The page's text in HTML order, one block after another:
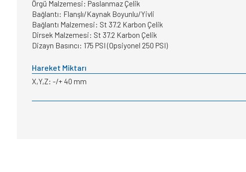
Örgü Malzemesi: Paslanmaz Çelik
Bağlantı: Flanşlı/Kaynak Boyunlu/Yivli
Bağlantı Malzemesi: St 37.2 Karbon Çelik
Dirsek Malzemesi: St 37.2 Karbon Çelik
Dizayn Basıncı: 175 PSI (Opsiyonel 250 PSI)
Hareket Miktarı
X,Y,Z: -/+ 40 mm